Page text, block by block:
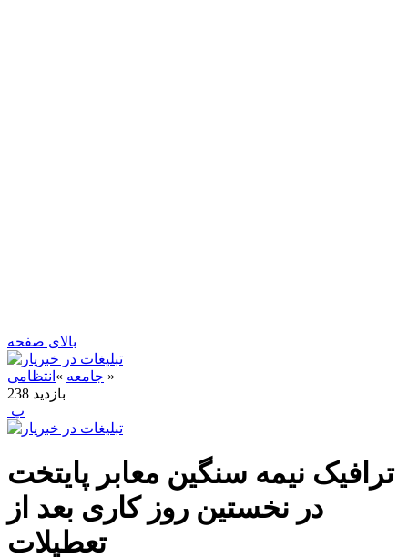
بالای صفحه
جامعه » انتظامی
»
238 بازدید
‍ پ
ترافیک نیمه سنگین معابر پایتخت
در نخستین روز کاری بعد از
تعطیلات